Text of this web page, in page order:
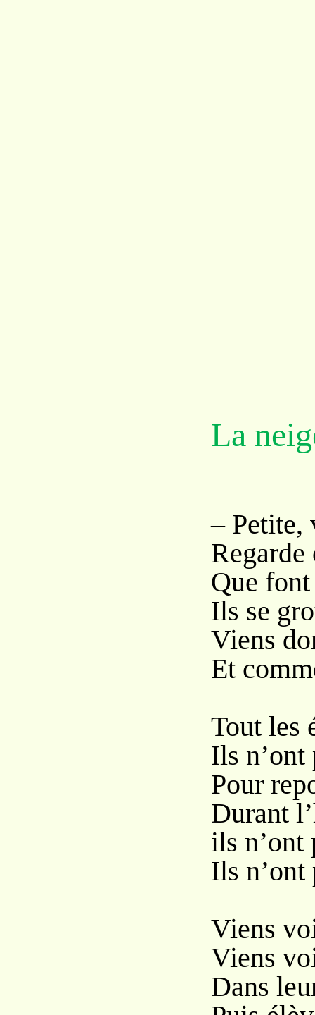
La
– Petite,
Que
Ils se
Viens
Et
Tout les
Ils n’ont
Pour
Durant
ils n’ont
Ils
Viens
Viens
Dans